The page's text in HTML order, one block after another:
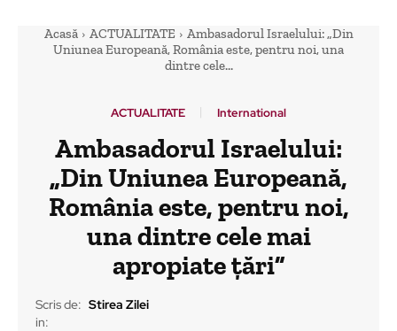
Acasă ACTUALITATE
Ambasadorul Israelului: „Din
Uniunea Europeană, România este, pentru noi, una
dintre cele...
ACTUALITATE International
Ambasadorul Israelului:
„Din Uniunea Europeană,
România este, pentru noi,
una dintre cele mai
apropiate țări”
Scris de: Stirea Zilei
in: